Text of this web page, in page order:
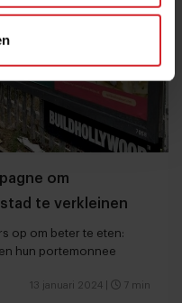
om
te verkleinen
op om beter te eten:
hun portemonnee
13 januari 2024 7 min